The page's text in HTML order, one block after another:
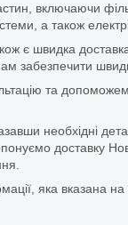
включаючи
а також
є швидка
та
необхідні
доставку
яка вказана